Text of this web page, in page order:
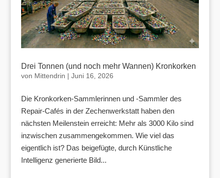
Drei Tonnen (und noch mehr Wannen) Kronkorken
von Mittendrin | Juni 16, 2026
Die Kronkorken-Sammlerinnen und -Sammler des
Repair-Cafés in der Zechenwerkstatt haben den
nächsten Meilenstein erreicht: Mehr als 3000 Kilo sind
inzwischen zusammengekommen. Wie viel das
eigentlich ist? Das beigefügte, durch Künstliche
Intelligenz generierte Bild...